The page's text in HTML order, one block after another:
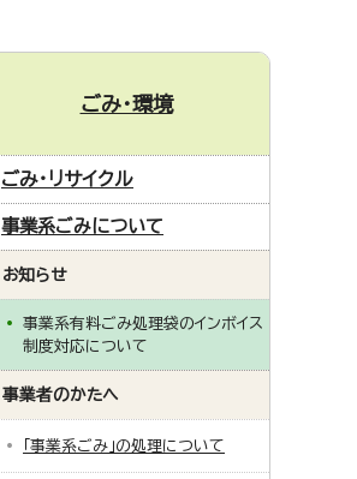
ごみ・環境
ごみ・リサイクル
事業系ごみについて
お知らせ
事業系有料ごみ処理袋のインボイス
制度対応について
事業者のかたへ
「事業系ごみ」の処理について